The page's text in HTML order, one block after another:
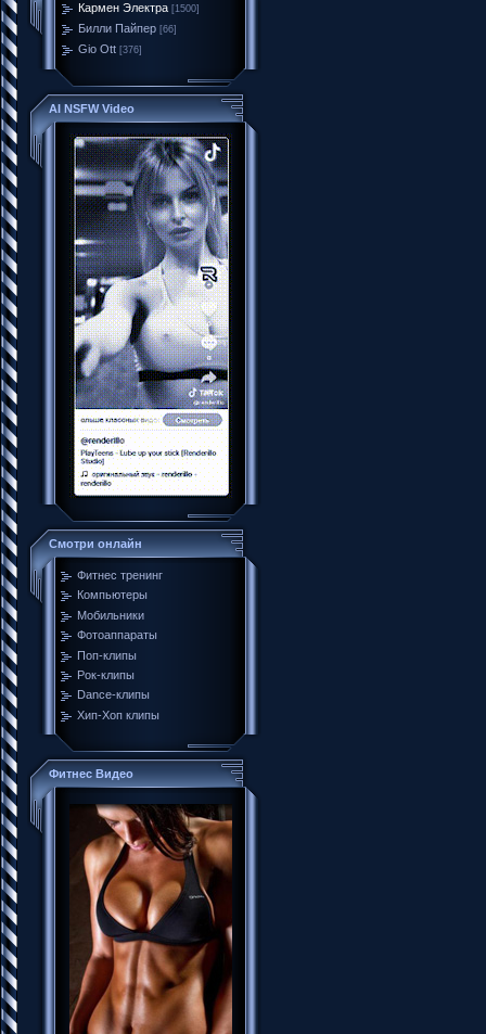
Кармен Электра [1500]
Билли Пайпер [66]
Gio Ott [376]
AI NSFW Video
Смотри онлайн
Фитнес тренинг
Компьютеры
Мобильники
Фотоаппараты
Поп-клипы
Рок-клипы
Dance-клипы
Хип-Хоп клипы
Фитнес Видео